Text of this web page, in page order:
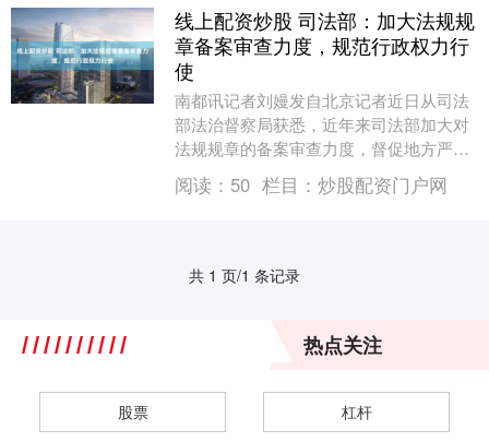
线上配资炒股 司法部：加大法规规
章备案审查力度，规范行政权力行
使
南都讯记者刘嫚发自北京记者近日从司法
部法治督察局获悉，近年来司法部加大对
法规规章的备案审查力度，督促地方严格
落实上位法规定。 * **监管合规：**选择受
监管的....
阅读： 50 栏目： 炒股配资门户网
共 1 页/1 条记录
热点关注
股票 杠杆